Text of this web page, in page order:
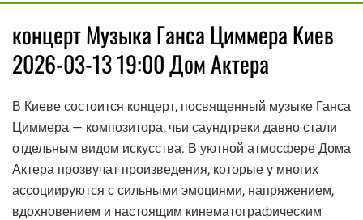
концерт Музыка Ганса Циммера Киев
2026-03-13 19:00 Дом Актера
В Киеве состоится концерт, посвященный музыке Ганса
Циммера — композитора, чьи саундтреки давно стали
отдельным видом искусства. В уютной атмосфере Дома
Актера прозвучат произведения, которые у многих
ассоциируются с сильными эмоциями, напряжением,
вдохновением и настоящим кинематографическим